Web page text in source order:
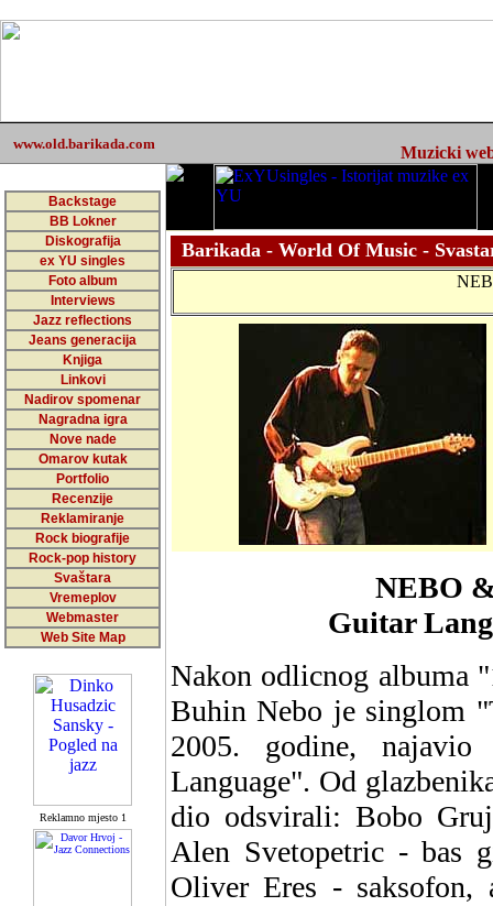
www.old.barikada.com Muzicki
Backstage
BB Lokner
Diskografija
ex YU singles
Foto album
Interviews
Jazz reflections
Jeans generacija
Knjiga
Linkovi
Nadirov spomenar
Nagradna igra
Nove nade
Omarov kutak
Portfolio
Recenzije
Reklamiranje
Rock biografije
Rock-pop history
Svaštara
Vremeplov
Webmaster
Web Site Map
Reklamno mjesto 1
Barikada - World Of Music -
NEBO
Guitar
Nakon odlicnog albuma
Buhin Nebo je singlom
2005. godine,
Language". Od
dio odsvirali: Bobo
Alen Svetopetric - bas
Oliver Eres - saksofon,